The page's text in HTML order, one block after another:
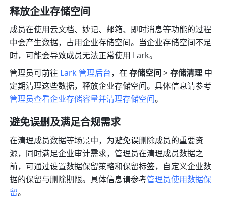
释放企业存储空间
成员在使用云文档、妙记、邮箱、即时消息等功能的过程
中会产生数据，占用企业存储空间。当企业存储空间不足
时，可能会导致成员无法正常使用 Lark。
管理员可前往 Lark 管理后台，在 存储空间 > 存储清理 中
定期清理这些数据，释放企业存储空间。具体信息请参考
管理员查看企业存储容量并清理存储空间。
避免误删及满足合规需求
在清理成员数据等场景中，为避免误删除成员的重要资
源，同时满足企业审计需求，管理员在清理成员数据之
前，可通过设置数据保留策略和保留标签，自定义企业数
据的保留与删除期限。具体信息请参考管理员使用数据保
留。